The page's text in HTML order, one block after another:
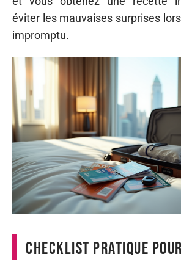
éviter les mauvaises surprises
impromptu.
Checklist pratique